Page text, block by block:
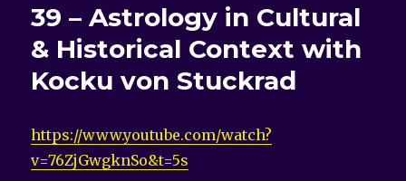
39 – Astrology in Cultural
& Historical Context with
Kocku von Stuckrad
https://www.youtube.com/watch?
v=76ZjGwgknSo&t=5s